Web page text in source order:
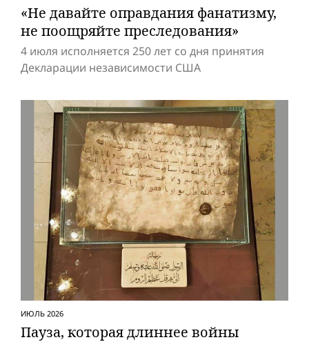
«Не давайте оправдания фанатизму,
не поощряйте преследования»
4 июля исполняется 250 лет со дня принятия
Декларации независимости США
ИЮЛЬ 2026
Пауза, которая длиннее вой­ны